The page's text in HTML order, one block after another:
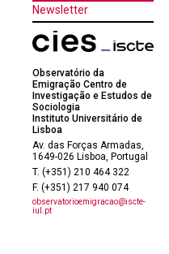
Newsletter
Observatório da
Emigração Centro de
Investigação e Estudos de
Sociologia
Instituto Universitário de
Lisboa
Av. das Forças Armadas,
1649-026 Lisboa, Portugal
T. (+351) 210 464 322
F. (+351) 217 940 074
observatorioemigracao@iscte-
iul.pt